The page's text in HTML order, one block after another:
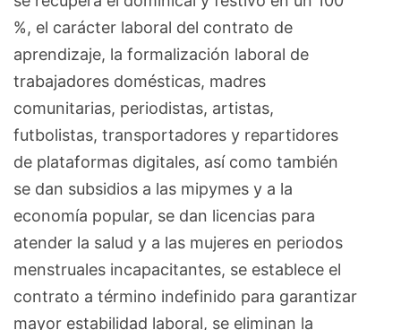
%, el carácter laboral del contrato de
aprendizaje, la formalización laboral de
trabajadores domésticas, madres
comunitarias, periodistas, artistas,
futbolistas, transportadores y repartidores
de plataformas digitales, así como también
se dan subsidios a las mipymes y a la
economía popular, se dan licencias para
atender la salud y a las mujeres en periodos
menstruales incapacitantes, se establece el
contrato a término indefinido para garantizar
mayor estabilidad laboral, se eliminan la